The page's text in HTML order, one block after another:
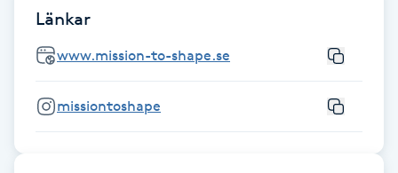
Headspa
Healing
Herrklippning
HIFU
Länkar
www.mission-to-shape.se
missiontoshape